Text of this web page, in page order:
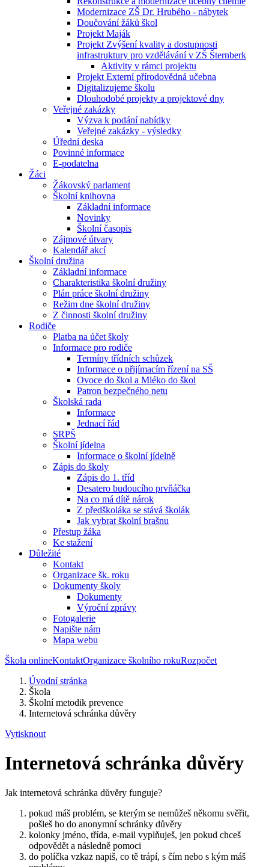
Modernizace ZŠ Dr. Hrubého - nábytek
Doučování žáků škol
Projekt Maják
Projekt Zvýšení kvality a dostupnosti
infrastruktury pro vzdělávání v ZŠ Šternberk
Aktivity v rámci projektu
Projekt Externí přírodovědná učebna
Digitalizujeme školu
Dlouhodobé projekty a projektové dny
Veřejné zakázky
Výzva k podání nabídky
Veřejné zakázky - výsledky
Úřední deska
Povinné informace
E-podatelna
Žáci
Žákovský parlament
Školní knihovna
Základní informace
Novinky
Školní časopis
Zájmové útvary
Kalendář akcí
Školní družina
Základní informace
Charakteristika školní družiny
Plán práce školní družiny
Režim dne školní družiny
Z činnosti školní družiny
Rodiče
Platba na účet školy
Informace pro rodiče
Termíny třídních schůzek
Informace o přijímacím řízení na SŠ
Ovoce do škol a Mléko do škol
Patron bezpečného netu
Školská rada
Informace
Jednací řád
SRPŠ
Školní jídelna
Informace o školní jídelně
Zápis do školy
Zápis do 1. tříd
Desatero budoucího prvňáčka
Na co má dítě nárok
Z předškoláka se stává školák
Jak vybrat školní brašnu
Přestup žáka
Ke stažení
Důležité
Kontakt
Organizace šk. roku
Dokumenty školy
Dokumenty
Výroční zprávy
Fotogalerie
Napište nám
Mapa webu
Škola onlineKontaktOrganizace školního rokuRozpočet
Úvodní stránka
Škola
Školní metodik prevence
Internetová schránka důvěry
Vytisknout
Internetová schránka důvěry
Jak internetová schránka důvěry funguje?
pokud máš problém, se kterým se nemůžeš někomu svěřit,
pošleš ho do anonymní schránky důvěry
kolonky jméno, třída, e-mail vyplňuješ, jen pokud chceš
odpovědět a následně pomoci
do políčka vzkaz napiš, co tě trápí, s čím nebo s kým máš